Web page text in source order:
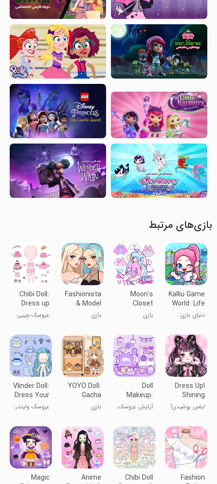
بازی‌های مرتبط
Kalliu Game
World: Life
Story
دنیای بازی:
Moon's
Closet
dress up
game
بازی
ماه
Fashionista
& Model
Dress Up
بازی
پرنسس مد
Chibi Doll:
Dress up
girl game
عروسک چیبی:
پوشاندن دختر
Dress Up!
Shining
Anime Star
لباس پوشیدن!
درخشان
Doll
Makeup:
Dress up
for kids
آرایش عروسک:
کودکان
YOYO Doll:
Gacha
Dress Up
Game
بازی
عروسک YOYO
انیمه
Vlinder Doll:
Dress Your
Dream
عروسک ولیندر:
Fashion
Chibi Doll
Anime
Magic